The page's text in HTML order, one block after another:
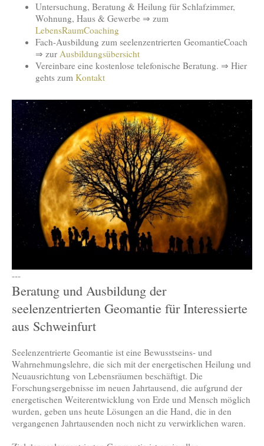
Untersuchung, Beratung & Heilung für Schlafzimmer,
Wohnung, Haus & Gewerbe ⇒ zum
LebensRaumCoaching
Fach-Ausbildung zum seelenzentrierten GeomantieCoach
⇒ zur Ausbildungsübersicht
Vereinbare eine kostenlose telefonische Beratung. ⇒ Hier
gehts zum Kontakt
---
Beratung und Ausbildung der
seelenzentrierten Geomantie für Interessierte
aus Schweinfurt
Seelenzentrierte Geomantie ist eine Bewusstseins- und
Wahrnehmungslehre, die sich mit der energetischen Heilung und
Neuausrichtung von Lebensräumen beschäftigt. Die
Forschungsergebnisse im neuen Jahrtausend, die aufgrund der
energetischen Weiterentwicklung von Erde und Mensch möglich
wurden, geben uns heute Lösungen an die Hand, die in den
vergangenen Jahrtausenden noch nicht zu verwirklichen waren.